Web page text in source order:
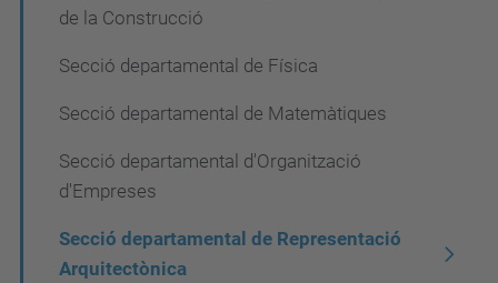
de la Construcció
Secció departamental de Física
Secció departamental de Matemàtiques
Secció departamental d'Organització
d'Empreses
Secció departamental de Representació
Arquitectònica